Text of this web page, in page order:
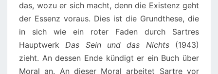
das, wozu er sich macht, denn die Existenz geht
der Essenz voraus. Dies ist die Grundthese, die
in sich wie ein roter Faden durch Sartres
HauptwerkDas Sein und das Nichts(1943)
zieht. An dessen Ende kündigt er ein Buch über
Moral an. An dieser Moral arbeitet Sartre vor